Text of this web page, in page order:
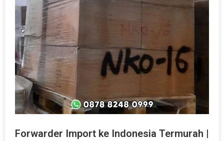
Forwarder Import ke Indonesia Termurah |